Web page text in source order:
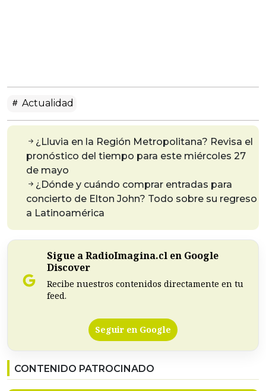
Actualidad
¿Lluvia en la Región Metropolitana? Revisa el
pronóstico del tiempo para este miércoles 27
de mayo
¿Dónde y cuándo comprar entradas para
concierto de Elton John? Todo sobre su regreso
a Latinoamérica
Sigue a RadioImagina.cl en Google
Discover
Recibe nuestros contenidos directamente en tu
feed.
Seguir en Google
CONTENIDO PATROCINADO